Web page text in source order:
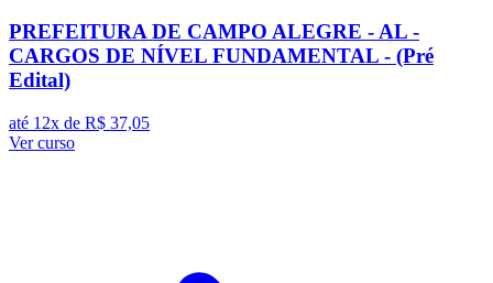
PREFEITURA DE CAMPO ALEGRE - AL -
CARGOS DE NÍVEL FUNDAMENTAL - (Pré
Edital)
até 12x de R$ 37,05
Ver curso